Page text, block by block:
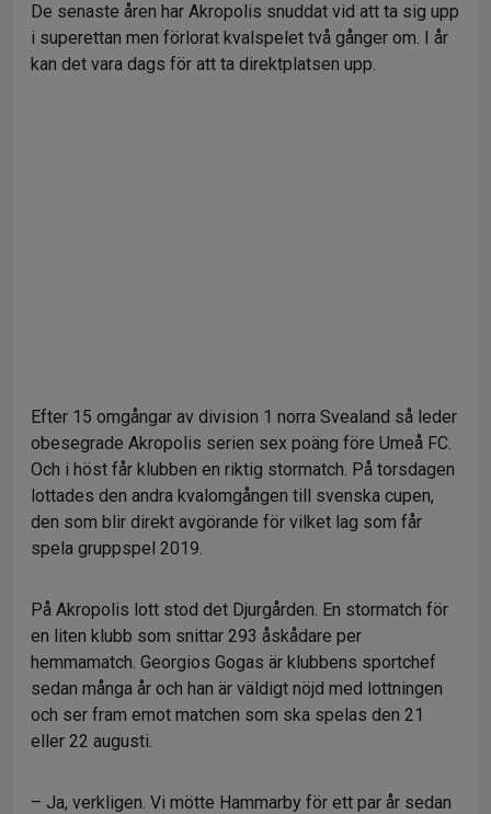
De senaste åren har Akropolis snuddat vid att ta sig upp
i superettan men förlorat kvalspelet två gånger om. I år
kan det vara dags för att ta direktplatsen upp.
Efter 15 omgångar av division 1 norra Svealand så leder
obesegrade Akropolis serien sex poäng före Umeå FC.
Och i höst får klubben en riktig stormatch. På torsdagen
lottades den andra kvalomgången till svenska cupen,
den som blir direkt avgörande för vilket lag som får
spela gruppspel 2019.
På Akropolis lott stod det Djurgården. En stormatch för
en liten klubb som snittar 293 åskådare per
hemmamatch. Georgios Gogas är klubbens sportchef
sedan många år och han är väldigt nöjd med lottningen
och ser fram emot matchen som ska spelas den 21
eller 22 augusti.
– Ja, verkligen. Vi mötte Hammarby för ett par år sedan